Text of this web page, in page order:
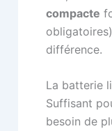
compacte
différence.
La batterie
Suffisant
besoin de